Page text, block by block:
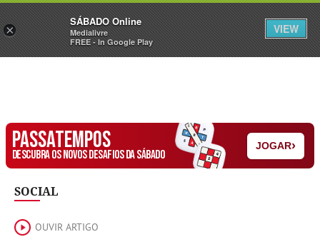
Sábado Assine Iniciar Sessão
PASSATEMPOS
DESCUBRA OS NOVOS DESAFIOS DA SÁBADO
JOGAR›
SOCIAL
OUVIR ARTIGO
×
SÁBADO Online
Medialivre
FREE - In Google Play
VIEW